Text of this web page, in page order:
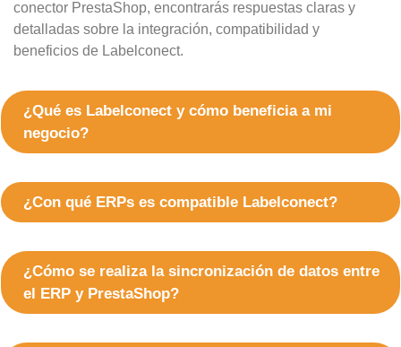
conector PrestaShop, encontrarás respuestas claras y
detalladas sobre la integración, compatibilidad y
beneficios de Labelconect.
¿Qué es Labelconect y cómo beneficia a mi
negocio?
¿Con qué ERPs es compatible Labelconect?
¿Cómo se realiza la sincronización de datos entre
el ERP y PrestaShop?